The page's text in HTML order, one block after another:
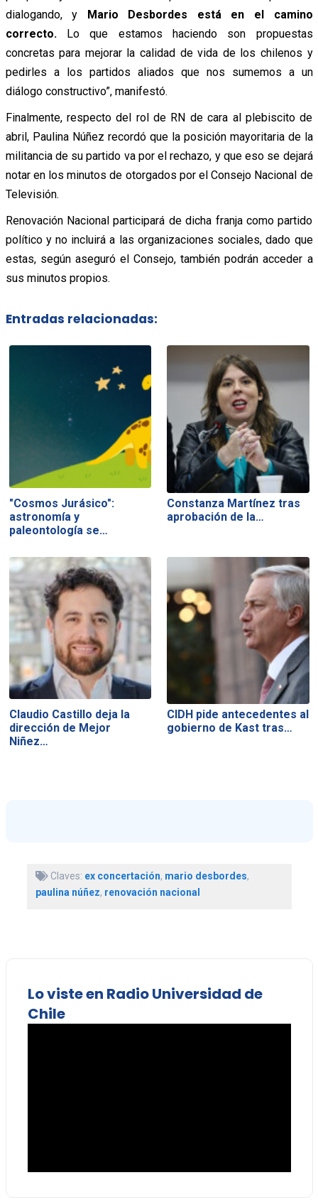
dialogando, y Mario Desbordes está en el camino
correcto.Lo que estamos haciendo son propuestas
concretas para mejorar la calidad de vida de los chilenos y
pedirles a los partidos aliados que nos sumemos a un
diálogo constructivo”, manifestó.
Finalmente, respecto del rol de RN de cara al plebiscito de
abril, Paulina Núñez recordó que la posición mayoritaria de la
militancia de su partido va por el rechazo, y que eso se dejará
notar en los minutos de otorgados por el Consejo Nacional de
Televisión.
Renovación Nacional participará de dicha franja como partido
político y no incluirá a las organizaciones sociales, dado que
estas, según aseguró el Consejo, también podrán acceder a
sus minutos propios.
Entradas relacionadas:
"Cosmos Jurásico":
astronomía y
paleontología se…
Constanza Martínez tras
aprobación de la…
Claudio Castillo deja la
dirección de Mejor
Niñez…
CIDH pide antecedentes al
gobierno de Kast tras…
Claves: ex concertación, mario desbordes,
paulina núñez, renovación nacional
Lo viste en Radio Universidad de
Chile